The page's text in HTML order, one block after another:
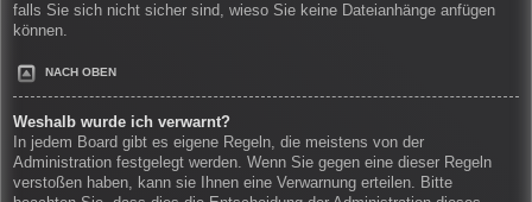
falls Sie sich nicht sicher sind, wieso Sie keine Dateianhänge anfügen
können.
NACH OBEN
Weshalb wurde ich verwarnt?
In jedem Board gibt es eigene Regeln, die meistens von der
Administration festgelegt werden. Wenn Sie gegen eine dieser Regeln
verstoßen haben, kann sie Ihnen eine Verwarnung erteilen. Bitte